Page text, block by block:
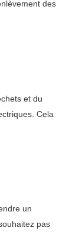
des
et du
Cela
un
pas